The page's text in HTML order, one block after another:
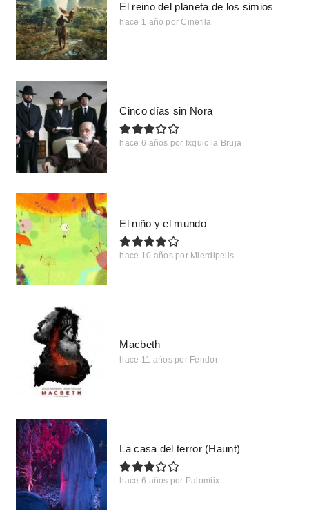
El reino del planeta de los simios
hace 1 año por Cinefila
Cinco días sin Nora
hace 6 años por Ixquic la Bruja
El niño y el mundo
hace 10 años por Mierdipelis
Macbeth
hace 11 años por Fendor
La casa del terror (Haunt)
hace 6 años por Palomiix